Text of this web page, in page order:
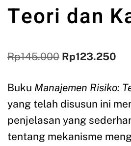
Teori dan
Rp145.000 Rp123.250
Buku Manajemen Risiko:
yang telah disusun ini
penjelasan yang
tentang mekanisme